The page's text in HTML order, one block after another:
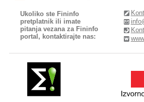
Ukoliko ste Fininfo
pretplatnik ili imate
pitanja vezana za Fininfo
portal, kontaktirajte nas: